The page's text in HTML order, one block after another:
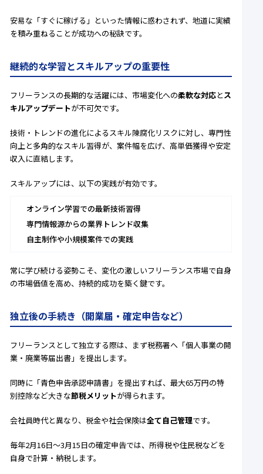
安易な「すぐに稼げる」といった情報に惑わされず、地道に実績
を積み重ねることが成功への秘訣です。
継続的な学習とスキルアップの重要性
フリーランスの長期的な活躍には、市場変化への柔軟な対応とス
キルアップデートが不可欠です。
技術・トレンドの進化によるスキル陳腐化リスクに対し、専門性
向上と多角的なスキル習得が、案件幅を広げ、高単価獲得や安定
収入に直結します。
スキルアップには、以下の実践が有効です。
オンライン学習での最新技術習得
専門情報源からの業界トレンド収集
自主制作や小規模案件での実践
常に学び続ける姿勢こそ、変化の激しいフリーランス市場で自身
の市場価値を高め、持続的成功を築く鍵です。
独立後の手続き（開業届・確定申告など）
フリーランスとして独立する際は、まず税務署へ「個人事業の開
業・廃業等届出書」を提出します。
同時に「青色申告承認申請書」を提出すれば、最大65万円の特
別控除など大きな節税メリットが得られます。
会社員時代と異なり、税金や社会保険は全て自己管理です。
毎年2月16日～3月15日の確定申告では、所得税や住民税などを
自身で計算・納税します。